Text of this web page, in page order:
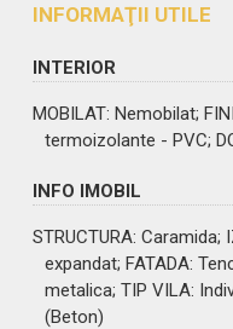
INFORMAŢII UTILE
INTERIOR
MOBILAT: Nemobilat;
termoizolante - PVC;
INFO IMOBIL
STRUCTURA: Caramida;
expandat; FATADA:
metalica; TIP VILA:
(Beton)